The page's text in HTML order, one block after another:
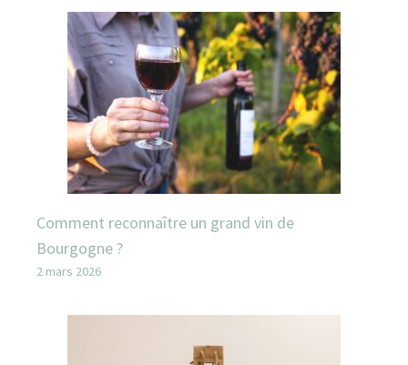
Comment reconnaître un grand vin de
Bourgogne ?
2 mars 2026